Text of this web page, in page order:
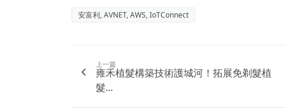
安富利, AVNET, AWS, IoTConnect
上一篇
雍禾植髮構築技術護城河！拓展免剃髮植
髮...